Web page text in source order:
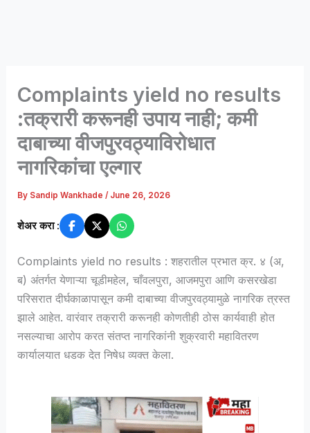
Complaints yield no results
:तक्रारी करूनही उपाय नाही; कमी
दाबाच्या वीजपुरवठ्याविरोधात
नागरिकांचा एल्गार
By Sandip Wankhade/ June 26, 2026
शेअर करा :
Complaints yield no results : शहरातील प्रभात क्र. ४ (अ,
ब) अंतर्गत येणाऱ्या चूडीमहेल, चाँवलपुरा, आजमपुरा आणि कसरखेडा
परिसरात दीर्घकाळापासून कमी दाबाच्या वीजपुरवठ्यामुळे नागरिक त्रस्त
झाले आहेत. वारंवार तक्रारी करूनही कोणतीही ठोस कार्यवाही होत
नसल्याचा आरोप करत संतप्त नागरिकांनी शुक्रवारी महावितरण
कार्यालयात धडक देत निषेध व्यक्त केला.